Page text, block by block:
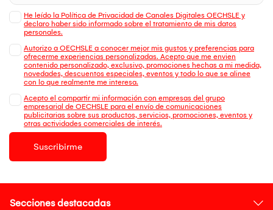
He leído la Política de Privacidad de Canales Digitales OECHSLE y
declaro haber sido informado sobre el tratamiento de mis datos
personales.
Autorizo a OECHSLE a conocer mejor mis gustos y preferencias para
ofrecerme experiencias personalizadas. Acepto que me envien
contenido personalizado, exclusivo, promociones hechas a mi medida,
novedades, descuentos especiales, eventos y todo lo que se alinee
con lo que realmente me interesa.
Acepto el compartir mi información con empresas del grupo
empresarial de OECHSLE para el envío de comunicaciones
publicitarias sobre sus productos, servicios, promociones, eventos y
otras actividades comerciales de interés.
Suscribirme
Secciones destacadas